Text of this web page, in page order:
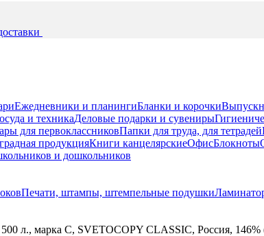
Ежедневники и планингиБланки и корочки
и техникаДеловые подарки и сувениры
для первоклассниковПапки для труда, для тетрадей
продукцияКниги канцелярскиеОфисБлокноты
и дошкольников
Печати, штампы, штемпельные подушки
л., марка С, SVETOCOPY CLASSIC, Россия, 146%